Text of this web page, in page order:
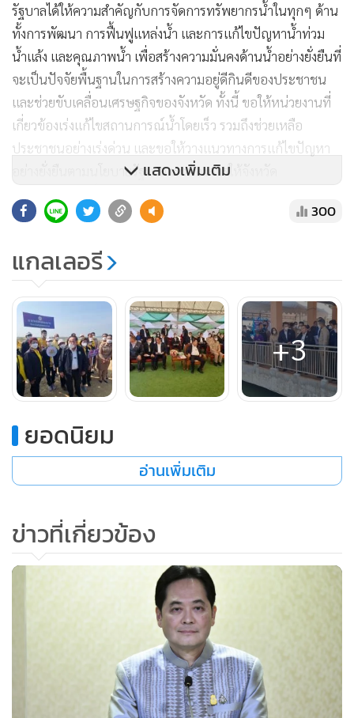
รัฐบาลได้ให้ความสำคัญกับการจัดการทรัพยากรน้ำในทุกๆ ด้าน
ทั้งการพัฒนา การฟื้นฟูแหล่งน้ำ และการแก้ไขปัญหาน้ำท่วม
น้ำแล้ง และคุณภาพน้ำ เพื่อสร้างความมั่นคงด้านน้ำอย่างยั่งยืนที่
จะเป็นปัจจัยพื้นฐานในการสร้างความอยู่ดีกินดีของประชาชน
และช่วยขับเคลื่อนเศรษฐกิจของจังหวัด ทั้งนี้ ขอให้หน่วยงานที่
เกี่ยวข้องเร่งแก้ไขสถานการณ์น้ำโดยเร็ว รวมถึงช่วยเหลือ
ประชาชนอย่างเร่งด่วน และขอให้วางแนวทางการแก้ไขปัญหา
อย่างยั่งยืนตามนโยบายรัฐบาล เราต้องการให้จังหวัด
ทั้งนี้ พล.อ.ประวิตร กล่าวตอนหนึ่งว่า จะอยู่ร่วมกัน พัฒนาร่วม
กัน เพื่อให้ชาวสมุทรสงครามลดปัญหาน้ำท่วมน้ำแล้ง มีน้ำพอ
เพียงใช้อย่างแท้จริง รัฐบาลภายใต้การนำของ พล.อ.ประยุทธ์
จันทร์โอชา นายกรัฐมนตรี และ รมว.กลาโหม พยายามทำทุก
อย่างเพื่อที่จะให้ประชาชนนั้นได้อยู่ดีกินดี โดยเรื่องของน้ำเป็น
แสดงเพิ่มเติม
300
แกลเลอรี
+3
ยอดนิยม
อ่านเพิ่มเติม
ข่าวที่เกี่ยวข้อง